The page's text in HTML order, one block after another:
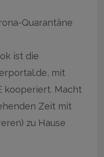
Quarantäne
ist die
mit
kooperiert. Macht
Zeit mit
zu Hause